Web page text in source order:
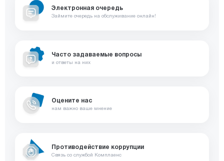
Электронная очередь
Займите очередь на обслуживание онлайн!
Часто задаваемые вопросы
и ответы на них
Оцените нас
нам важно ваше мнение
Противодействие коррупции
Связь со службой Комплаенс